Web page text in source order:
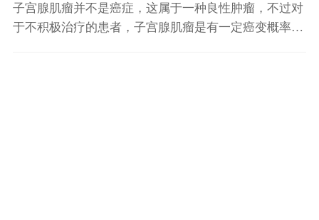
子宫腺肌瘤并不是癌症，这属于一种良性肿瘤，不过对
于不积极治疗的患者，子宫腺肌瘤是有一定癌变概率